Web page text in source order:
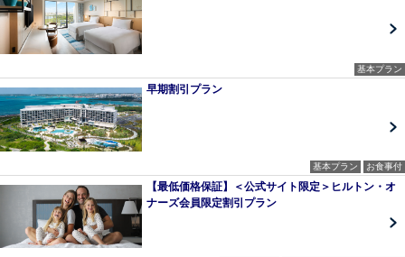
基本プラン
早期割引プラン
基本プラン お食事付
【最低価格保証】＜公式サイト限定＞ヒルトン・オ
ナーズ会員限定割引プラン